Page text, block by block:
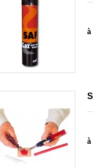
à
à